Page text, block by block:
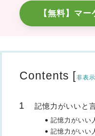
【無料】マ
Contents [非表示
記憶力がいいと
記憶力がいい
記憶力がいい